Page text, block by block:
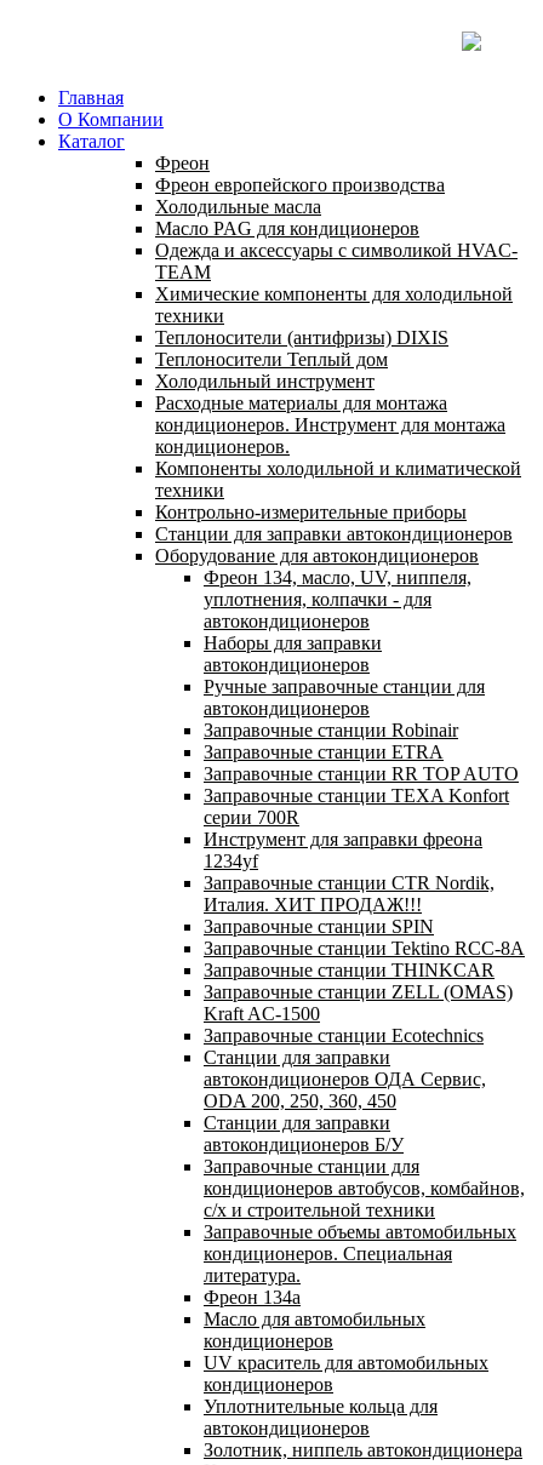
Главная
О Компании
Каталог
Фреон
Фреон европейского производства
Холодильные масла
Масло PAG для кондиционеров
Одежда и аксессуары с символикой HVAC-
TEAM
Химические компоненты для холодильной
техники
Теплоносители (антифризы) DIXIS
Теплоносители Теплый дом
Холодильный инструмент
Расходные материалы для монтажа
кондиционеров. Инструмент для монтажа
кондиционеров.
Компоненты холодильной и климатической
техники
Контрольно-измерительные приборы
Станции для заправки автокондиционеров
Оборудование для автокондиционеров
Фреон 134, масло, UV, ниппеля,
уплотнения, колпачки - для
автокондиционеров
Наборы для заправки
автокондиционеров
Ручные заправочные станции для
автокондиционеров
Заправочные станции Robinair
Заправочные станции ETRA
Заправочные станции RR TOP AUTO
Заправочные станции TEXA Konfort
серии 700R
Инструмент для заправки фреона
1234yf
Заправочные станции CTR Nordik,
Италия. ХИТ ПРОДАЖ!!!
Заправочные станции SPIN
Заправочные станции Tektino RCC-8A
Заправочные станции THINKCAR
Заправочные станции ZELL (OMAS)
Kraft AC-1500
Заправочные станции Ecotechnics
Станции для заправки
автокондиционеров ОДА Сервис,
ODA 200, 250, 360, 450
Станции для заправки
автокондиционеров Б/У
Заправочные станции для
кондиционеров автобусов, комбайнов,
с/х и строительной техники
Заправочные объемы автомобильных
кондиционеров. Специальная
литература.
Фреон 134a
Масло для автомобильных
кондиционеров
UV краситель для автомобильных
кондиционеров
Уплотнительные кольца для
автокондиционеров
Золотник, ниппель автокондиционера